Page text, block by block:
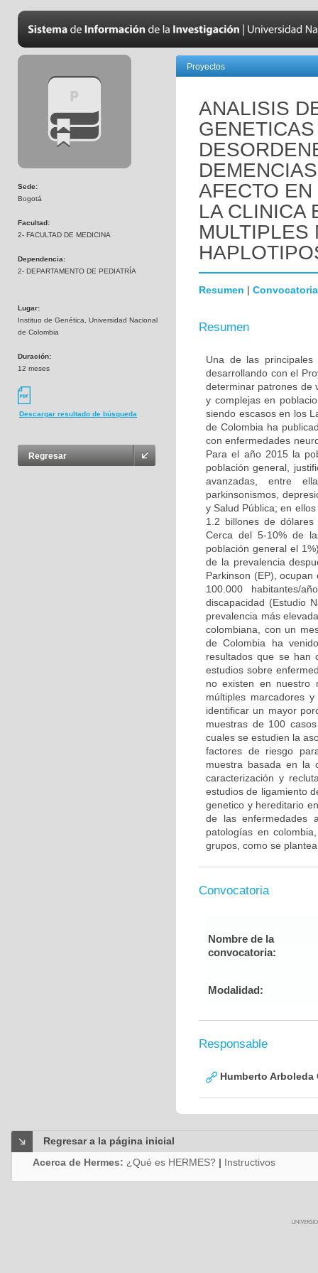
Sede:
Bogotá
Facultad:
2- FACULTAD DE MEDICINA
Dependencia:
2- DEPARTAMENTO DE PEDIATRÍA
Lugar:
Instituo de Genética, Universidad Nacional
de Colombia
Duración:
12 meses
Descargar resultado de búsqueda
Regresar
Proyectos
ANALISIS
AFECTO
LA CLINICA
MULTIPLES
Resumen | Convocatoria
Resumen
Una de las
desarrollando con el
determinar patrones de
y complejas en
siendo escasos en los
de Colombia ha
con enfermedades
Para el año 2015 la
población general,
avanzadas, entre
parkinsonismos,
y Salud Pública; en
1.2 billones de
Cerca del 5-10% de
población general el
de la prevalencia
Parkinson (EP),
100.000 habitantes/
discapacidad (Estudio
prevalencia más
colombiana, con un
de Colombia ha
resultados que se han
estudios sobre
no existen en nuestro
múltiples marcadores
identificar un mayor
muestras de 100
cuales se estudien la
factores de riesgo
muestra basada en la
caracterización y
estudios de ligamiento
genetico y hereditario
de las enfermedades
patologías en
grupos, como se
Convocatoria
Nombre de la
convocatoria:
Modalidad:
Responsable
Humberto Arboleda
Regresar a la página inicial
Acerca de Hermes: ¿Qué es HERMES? | Instructivos